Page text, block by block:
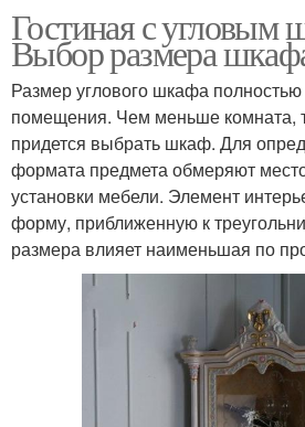
Гостиная с угловым
Выбор размера
Размер углового шкафа полностью
помещения. Чем меньше комната,
придется выбрать шкаф. Для
формата предмета обмеряют
установки мебели. Элемент
форму, приближенную к
размера влияет наименьшая по